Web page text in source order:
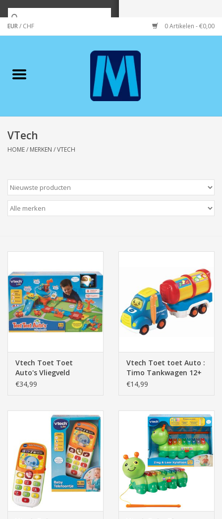
EUR/ CHF 0 Artikelen - €0,00
Merken
Wonen/koken/huishouden
Wenskaarten
Zeeuws/Streek
Boeken
Elektra
Baby & Peuter
Speelgoed & hobby
Cadeau & feest
Contact/Locatie
Pasen
VTech
HOME/ MERKEN /VTECH
Vtech Toet Toet
Auto's Vliegveld
€34,99
Vtech Toet toet Auto :
Timo Tankwagen 12+
mnd
€14,99